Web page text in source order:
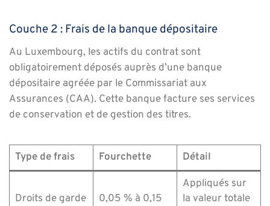
Couche 2 : Frais de la banque dépositaire
Au Luxembourg, les actifs du contrat sont
obligatoirement déposés auprès d’une banque
dépositaire agréée par le Commissariat aux
Assurances (CAA). Cette banque facture ses services
de conservation et de gestion des titres.
Type de frais Fourchette Détail
Droits de garde
0,05 % à 0,15
Appliqués sur
la valeur totale